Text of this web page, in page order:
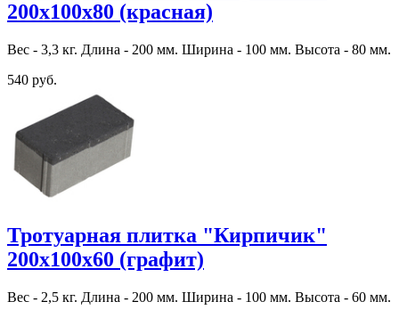
200х100х80 (красная)
Вес - 3,3 кг. Длина - 200 мм. Ширина - 100 мм. Высота - 80 мм.
540 руб.
Тротуарная плитка "Кирпичик"
200х100х60 (графит)
Вес - 2,5 кг. Длина - 200 мм. Ширина - 100 мм. Высота - 60 мм.